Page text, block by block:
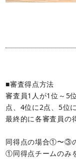
■審査得点方法
審査員1人が1位～5
点、4位に2点、5位
最終的に各審査員の
同得点の場合①〜③
①同得点チームのみ